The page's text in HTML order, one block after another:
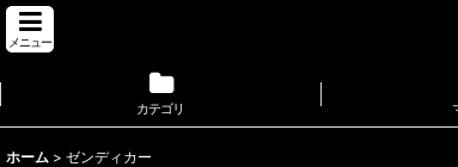
メニュー
カテゴリ
ホーム > ゼンディカー